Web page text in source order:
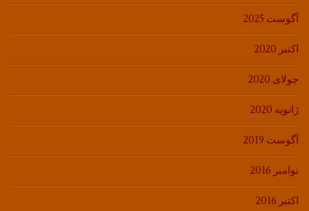
آگوست 2025
اکتبر 2020
جولای 2020
ژانویه 2020
آگوست 2019
نوامبر 2016
اکتبر 2016